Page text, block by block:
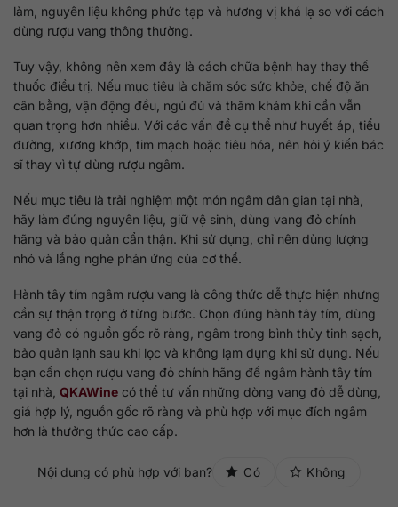
làm, nguyên liệu không phức tạp và hương vị khá lạ so với cách
dùng rượu vang thông thường.
Tuy vậy, không nên xem đây là cách chữa bệnh hay thay thế
thuốc điều trị. Nếu mục tiêu là chăm sóc sức khỏe, chế độ ăn
cân bằng, vận động đều, ngủ đủ và thăm khám khi cần vẫn
quan trọng hơn nhiều. Với các vấn đề cụ thể như huyết áp, tiểu
đường, xương khớp, tim mạch hoặc tiêu hóa, nên hỏi ý kiến bác
sĩ thay vì tự dùng rượu ngâm.
Nếu mục tiêu là trải nghiệm một món ngâm dân gian tại nhà,
hãy làm đúng nguyên liệu, giữ vệ sinh, dùng vang đỏ chính
hãng và bảo quản cẩn thận. Khi sử dụng, chỉ nên dùng lượng
nhỏ và lắng nghe phản ứng của cơ thể.
Hành tây tím ngâm rượu vang là công thức dễ thực hiện nhưng
cần sự thận trọng ở từng bước. Chọn đúng hành tây tím, dùng
vang đỏ có nguồn gốc rõ ràng, ngâm trong bình thủy tinh sạch,
bảo quản lạnh sau khi lọc và không lạm dụng khi sử dụng. Nếu
bạn cần chọn rượu vang đỏ chính hãng để ngâm hành tây tím
tại nhà, QKAWine có thể tư vấn những dòng vang đỏ dễ dùng,
giá hợp lý, nguồn gốc rõ ràng và phù hợp với mục đích ngâm
hơn là thưởng thức cao cấp.
Nội dung có phù hợp với bạn? Có Không